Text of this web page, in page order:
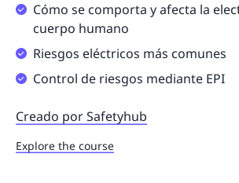
Cómo se comporta y afecta la
cuerpo humano
Riesgos eléctricos más comunes
Control de riesgos mediante EPI
Creado por Safetyhub
Explore the course